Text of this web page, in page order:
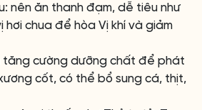
nên ăn thanh đạm, dễ tiêu như
hơi chua để hòa Vị khí và giảm
tăng cường dưỡng chất để phát
cốt, có thể bổ sung cá, thịt,